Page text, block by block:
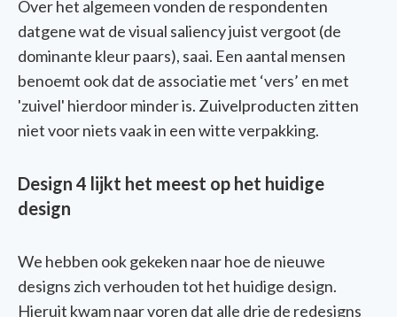
Over het algemeen vonden de respondenten
datgene wat de visual saliency juist vergoot (de
dominante kleurpaars), saai. Een aantal mensen
benoemt ookdat de associatie met ‘vers’ en met
'zuivel' hierdoorminder is. Zuivelproducten zitten
niet voor niets vaak in een witte verpakking.
Design 4 lijkt het meest op het huidige
design
We hebben ook gekeken naar hoe de nieuwe
designs zich verhouden tot het huidige design.
Hieruit kwam naar voren dat alle drie de redesigns